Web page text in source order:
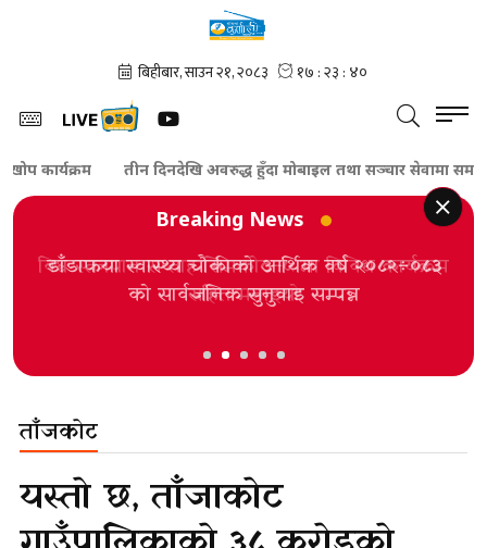
कार्यक्रम तीन दिनदेखि अवरुद्ध हुँदा मोबाइल तथा सञ्चार सेवामा समस्या
Breaking News
विश्व स्तनपान सप्ताह सिमकोट–५ मा विविध कार्यक्रम
सहित मनाइयो
ताँजकोट
यस्तो छ, ताँजाकोट